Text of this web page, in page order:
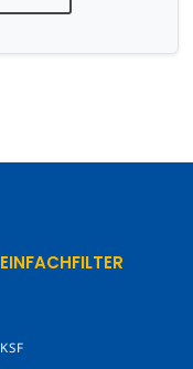
EINFACHFILTER
KSF